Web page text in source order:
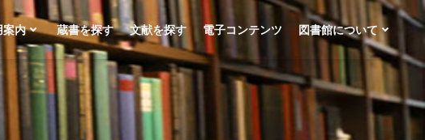
案内 蔵書を探す 文献を探す 電子コンテンツ 図書館について